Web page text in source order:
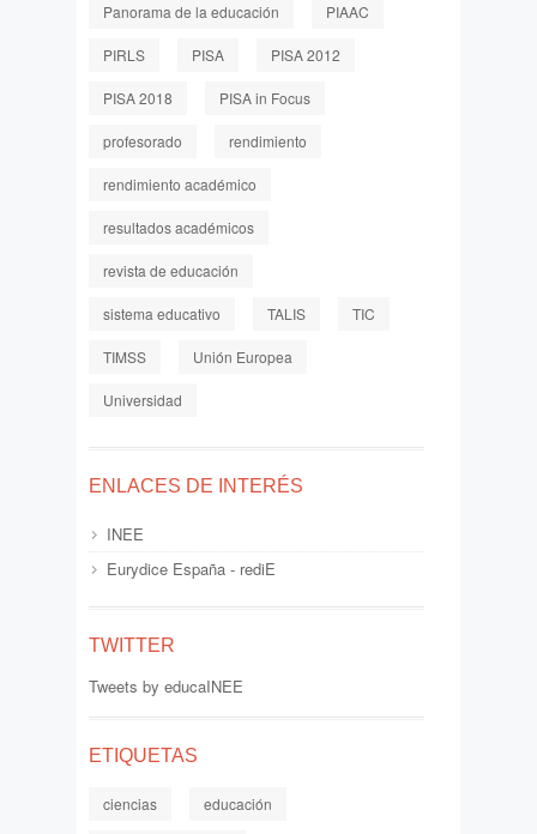
Panorama de la educación PIAAC
PIRLS PISA PISA 2012
PISA 2018 PISA in Focus
profesorado rendimiento
rendimiento académico
resultados académicos
revista de educación
sistema educativo TALIS TIC
TIMSS Unión Europea
Universidad
ENLACES DE INTERÉS
INEE
Eurydice España - rediE
TWITTER
Tweets by educaINEE
ETIQUETAS
ciencias educación